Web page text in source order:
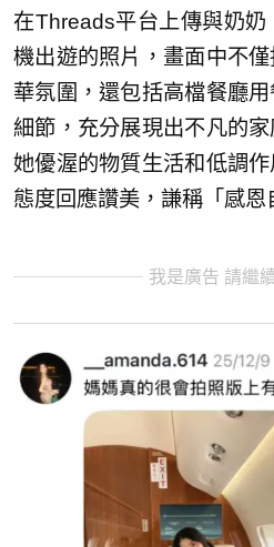
在Threads平台上傳與奶
機出遊的照片，畫面中不
華氛圍，還包括高檔餐廳
細節，充分展現出不凡的
她優渥的物質生活和低調
態度回應讚美，謙稱「感恩
我是廣告 請繼